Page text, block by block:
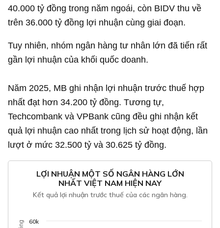
40.000 tỷ đồng trong năm ngoái, còn BIDV thu về
trên 36.000 tỷ đồng lợi nhuận cùng giai đoạn.
Tuy nhiên, nhóm ngân hàng tư nhân lớn đã tiến rất
gần lợi nhuận của khối quốc doanh.
Năm 2025, MB ghi nhận lợi nhuận trước thuế hợp
nhất đạt hơn 34.200 tỷ đồng. Tương tự,
Techcombank và VPBank cũng đều ghi nhận kết
quả lợi nhuận cao nhất trong lịch sử hoạt động, lần
lượt ở mức 32.500 tỷ và 30.625 tỷ đồng.
LỢI NHUẬN MỘT SỐ NGÂN HÀNG LỚN
NHẤT VIỆT NAM HIỆN NAY
Kết quả lợi nhuận trước thuế của các ngân hàng.
60k